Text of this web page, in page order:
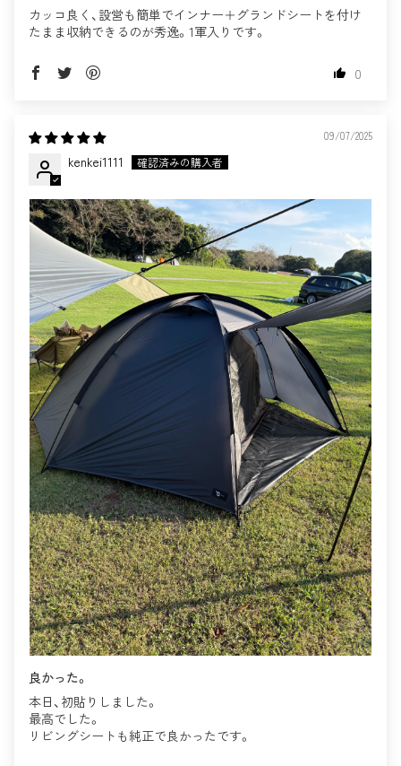
カッコ良く、設営も簡単でインナー＋グランドシートを付け
たまま収納できるのが秀逸。1軍入りです。
0
09/07/2025
kenkei1111
良かった。
本日、初貼りしました。
最高でした。
リビングシートも純正で良かったです。